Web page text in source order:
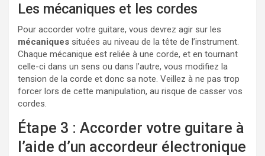
Les mécaniques et les cordes
Pour accorder votre guitare, vous devrez agir sur les
mécaniques situées au niveau de la tête de l’instrument.
Chaque mécanique est reliée à une corde, et en tournant
celle-ci dans un sens ou dans l’autre, vous modifiez la
tension de la corde et donc sa note. Veillez à ne pas trop
forcer lors de cette manipulation, au risque de casser vos
cordes.
Étape 3 : Accorder votre guitare à
l’aide d’un accordeur électronique